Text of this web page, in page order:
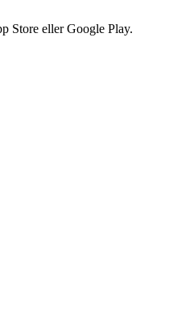
Store eller Google Play.